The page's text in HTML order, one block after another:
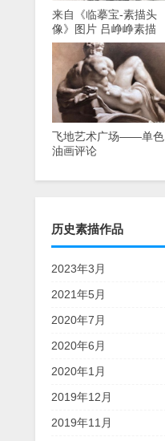
来自《临摹宝-素描头
像》图片 吕峥峥素描
飞地艺术广场——单色
油画评论
历史素描作品
2023年3月
2021年5月
2020年7月
2020年6月
2020年1月
2019年12月
2019年11月